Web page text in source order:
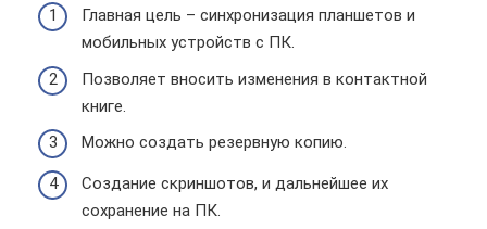
Главная цель – синхронизация планшетов и
мобильных устройств с ПК.
Позволяет вносить изменения в контактной
книге.
Можно создать резервную копию.
Создание скриншотов, и дальнейшее их
сохранение на ПК.